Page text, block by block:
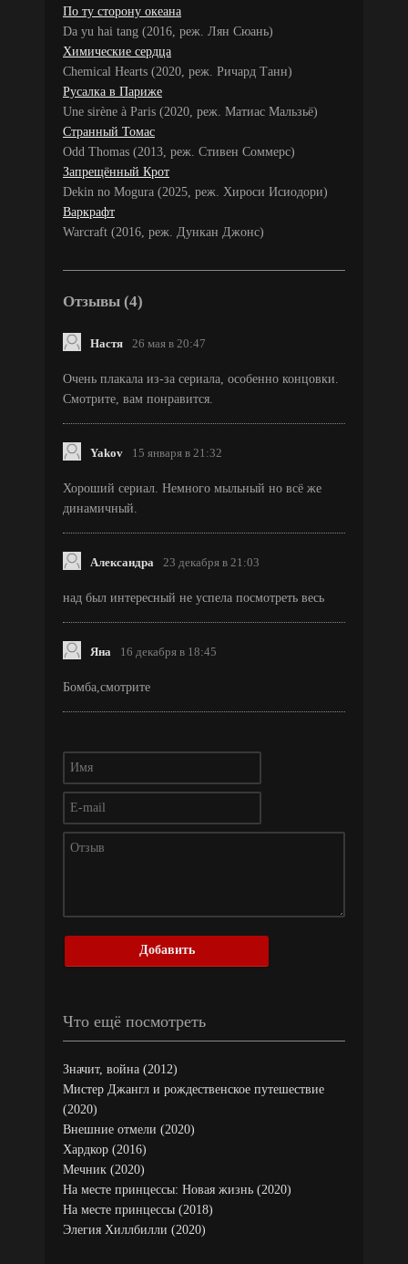
По ту сторону океана
Da yu hai tang (2016, реж. Лян Сюань)
Химические сердца
Chemical Hearts (2020, реж. Ричард Танн)
Русалка в Париже
Une sirène à Paris (2020, реж. Матиас Мальзьё)
Странный Томас
Odd Thomas (2013, реж. Стивен Соммерс)
Запрещённый Крот
Dekin no Mogura (2025, реж. Хироси Исиодори)
Варкрафт
Warcraft (2016, реж. Дункан Джонс)
Отзывы (4)
Настя 26 мая в 20:47
Очень плакала из-за сериала, особенно концовки.
Смотрите, вам понравится.
Yakov 15 января в 21:32
Хороший сериал. Немного мыльный но всё же
динамичный.
Александра 23 декабря в 21:03
над был интересный не успела посмотреть весь
Яна 16 декабря в 18:45
Бомба,смотрите
Добавить
Что ещё посмотреть
Значит, война (2012)
Мистер Джангл и рождественское путешествие
(2020)
Внешние отмели (2020)
Хардкор (2016)
Мечник (2020)
На месте принцессы: Новая жизнь (2020)
На месте принцессы (2018)
Элегия Хиллбилли (2020)